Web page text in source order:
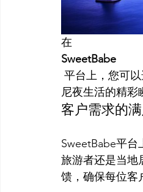
在
SweetBabe
尼夜生活的精彩
客户需求的
SweetBabe平
旅游者还是当地